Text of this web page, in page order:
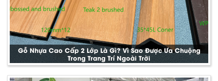
Gỗ Nhựa Cao Cấp 2 Lớp Là Gì? Vì Sao Được Ưa Chuộng
Trong Trang Trí Ngoài Trời